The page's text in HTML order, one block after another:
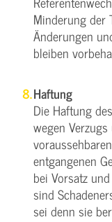
Minderung der
Änderungen
bleiben
Haftung
Die Haftung
wegen
entgangenen
bei Vorsatz
sind
sei denn sie